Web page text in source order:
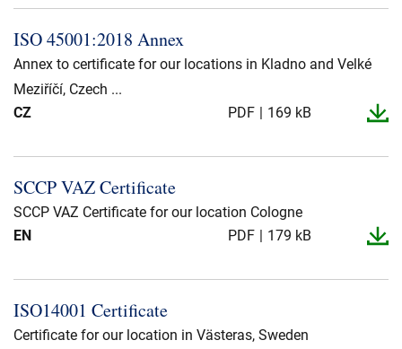
ISO 45001:2018 Annex
Annex to certificate for our locations in Kladno and Velké
Meziříčí, Czech ...
CZ
PDF 169 kB
SCCP VAZ Certificate
SCCP VAZ Certificate for our location Cologne
EN
PDF 179 kB
ISO14001 Certificate
Certificate for our location in Västeras, Sweden